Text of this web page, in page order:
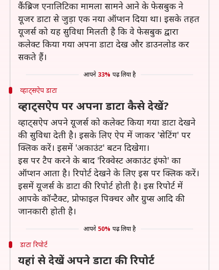
कैंब्रिज एनालिटिका मामला सामने आने के फेसबुक ने
यूजर डाटा से जुड़ा एक नया ऑप्शन दिया था। इसके तहत
यूजर्स को यह सुविधा मिलती है कि वे फेसबुक द्वारा
कलेक्ट किया गया अपना डाटा देख और डाउनलोड कर
सकते हैं।
आपने 33% पढ़ लिया है
व्हाट्सऐप डाटा
व्हाट्सऐप पर अपना डाटा कैसे देखें?
व्हाट्सऐप अपने यूजर्स को कलेक्ट किया गया डाटा देखने
की सुविधा देती है। इसके लिए ऐप में जाकर 'सेटिंग' पर
क्लिक करें। इसमें 'अकाउंट' बटन दिखेगा।
इस पर टैप करने के बाद 'रिक्वेस्ट अकाउंट इंफो' का
ऑप्शन आता है। रिपोर्ट देखने के लिए इस पर क्लिक करें।
इसमें यूजर्स के डाटा की रिपोर्ट होती है। इस रिपोर्ट में
आपके कॉन्टैक्ट, प्रोफाइल पिक्चर और ग्रुप्स आदि की
जानकारी होती है।
आपने 50% पढ़ लिया है
डाटा रिपोर्ट
यहां से देखें अपने डाटा की रिपोर्ट